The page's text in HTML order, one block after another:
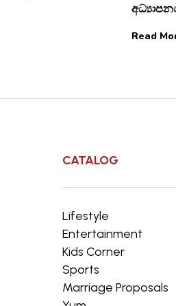
Read
CATALOG
Lifestyle
Entertainment
Kids Corner
Sports
Marriage Proposals